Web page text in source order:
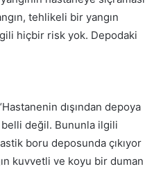
tehlikeli bir yangın
ilgili hiçbir risk yok. Depodaki
dışından depoya
belli değil. Bununla ilgili
boru deposunda çıkıyor
kuvvetli ve koyu bir duman